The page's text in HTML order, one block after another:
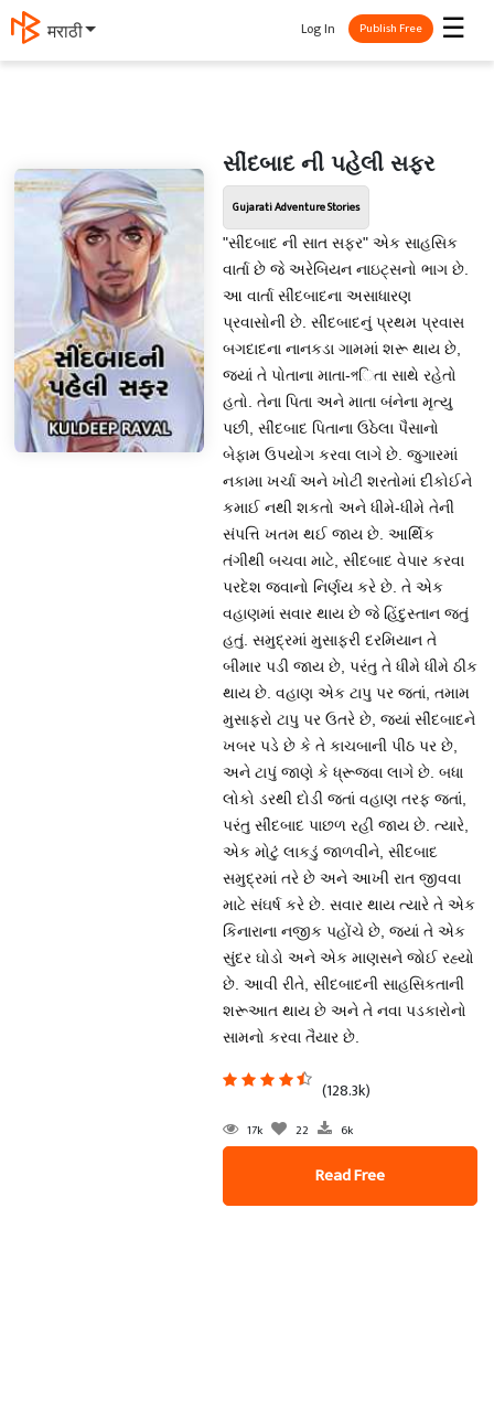
தமிழ் ☰
Log In Publish Free
સીંદબાદ ની પહેલી સફર
Gujarati Adventure Stories
"સીંદબાદ ની સાત સફર" એક સાહસિક
વાર્તા છે જે અરેબિયન નાઇટ્સનો ભાગ છે.
આ વાર્તા સીંદબાદના અસાધારણ
પ્રવાસોની છે. સીંદબાદનું પ્રથમ પ્રવાસ
બગદાદના નાનકડા ગામમાં શરૂ થાય છે,
જ્યાં તે પોતાના માતા-পિતા સાથે રહેતો
હતો. તેના પિતા અને માતા બંનેના મૃત્યુ
પછી, સીંદબાદ પિતાના ઉઠેલા પૈસાનો
બેફામ ઉપયોગ કરવા લાગે છે. જુગારમાં
નકામા ખર્ચા અને ખોટી શરતોમાં દીકોઈને
કમાઈ નથી શકતો અને ધીમે-ધીમે તેની
સંપત્તિ ખતમ થઈ જાય છે. આર્થિક
તંગીથી બચવા માટે, સીંદબાદ વેપાર કરવા
પરદેશ જવાનો નિર્ણય કરે છે. તે એક
વહાણમાં સવાર થાય છે જે હિંદુસ્તાન જતું
હતું. સમુદ્રમાં મુસાફરી દરમિયાન તે
બીમાર પડી જાય છે, પરંતુ તે ધીમે ધીમે ઠીક
થાય છે. વહાણ એક ટાપુ પર જતાં, તમામ
મુસાફરો ટાપુ પર ઉતરે છે, જ્યાં સીંદબાદને
ખબર પડે છે કે તે કાચબાની પીઠ પર છે,
અને ટાપું જાણે કે ધ્રૂજવા લાગે છે. બધા
લોકો ડરથી દોડી જતાં વહાણ તરફ જતાં,
પરંતુ સીંદબાદ પાછળ રહી જાય છે. ત્યારે,
એક મોટું લાકડું જાળવીને, સીંદબાદ
સમુદ્રમાં તરે છે અને આખી રાત જીવવા
માટે સંઘર્ષ કરે છે. સવાર થાય ત્યારે તે એક
કિનારાના નજીક પહોંચે છે, જ્યાં તે એક
સુંદર ઘોડો અને એક માણસને જોઈ રહ્યો
છે. આવી રીતે, સીંદબાદની સાહસિકતાની
શરૂઆત થાય છે અને તે નવા પડકારોનો
સામનો કરવા તૈયાર છે.
(128.3k)
17k 22 6k
Read Free